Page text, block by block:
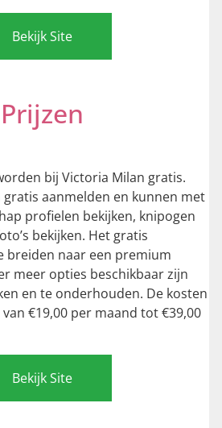
Bekijk Site
Prijzen
bij Victoria Milan gratis.
aanmelden en kunnen met
profielen bekijken, knipogen
bekijken. Het gratis
breiden naar een premium
meer opties beschikbaar zijn
en te onderhouden. De kosten
€19,00 per maand tot €39,00
Bekijk Site